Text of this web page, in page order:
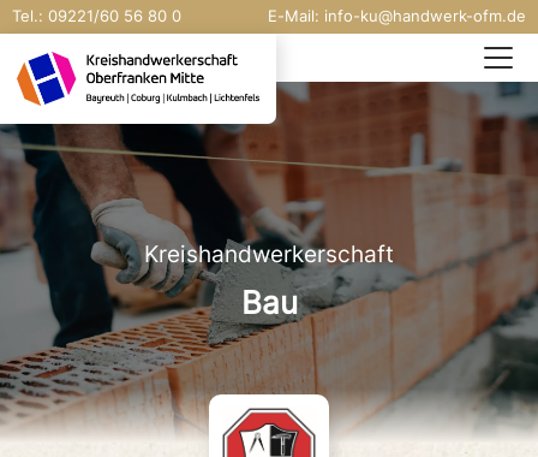
Tel.: 09221/60 56 80 0 E-Mail: info-ku@handwerk-ofm.de
Kreishandwerkerschaft
Bau